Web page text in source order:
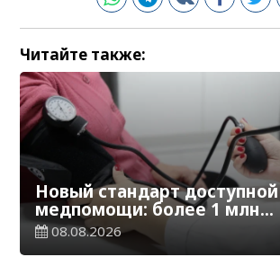
Читайте также:
Новый стандарт доступной
медпомощи: более 1 млн
казахстанцев получили
телемедицинские услуги
08.08.2026